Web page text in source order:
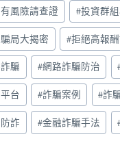
風險請查證 #投資群
局大揭密 #拒絕高報
騙 #網路詐騙防治
台 #詐騙案例 #詐
詐 #金融詐騙手法